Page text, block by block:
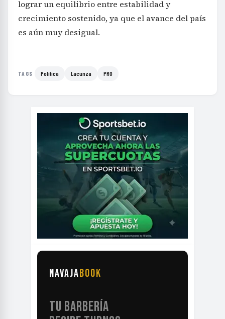
lograr un equilibrio entre estabilidad y
crecimiento sostenido, ya que el avance del país
es aún muy desigual.
TAGS Política Lacunza PRO
NAVAJABOOK
TU BARBERÍA